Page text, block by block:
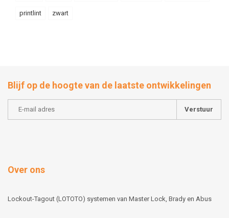
printlint zwart
Blijf op de hoogte van de laatste ontwikkelingen
Verstuur
Over ons
Lockout-Tagout (LOTOTO) systemen van Master Lock, Brady en Abus